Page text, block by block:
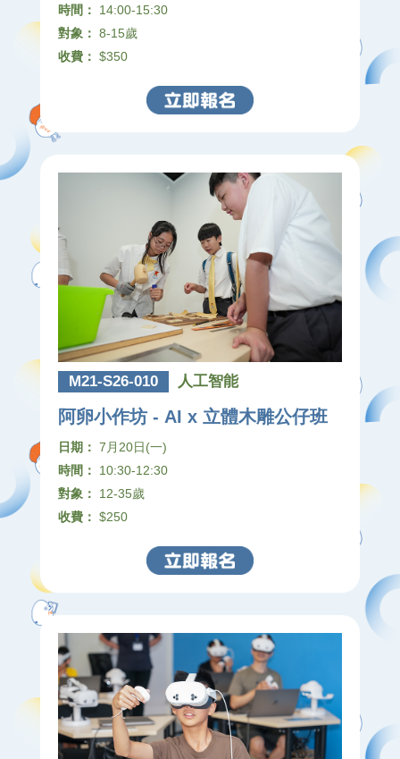
時間：
14:00-15:30
對象： 8-15歲
收費： $350
M21-S26-010 人工智能
阿卵小作坊 - AI x 立體木雕公仔班
日期： 7月20日(一)
時間：
10:30-12:30
對象：
12-35歲
收費： $250